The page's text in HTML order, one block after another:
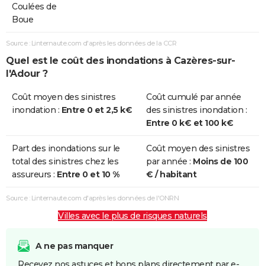
Coulées de
Boue
Source : Linternaute.com d'après les données de la CCR
Quel est le coût des inondations à Cazères-sur-
l'Adour ?
Coût moyen des sinistres
inondation : Entre 0 et 2,5 k€
Coût cumulé par année
des sinistres inondation :
Entre 0 k€ et 100 k€
Part des inondations sur le
total des sinistres chez les
assureurs : Entre 0 et 10 %
Coût moyen des sinistres
par année : Moins de 100
€ / habitant
Source : Linternaute.com d'après les données de l'ONRN
Villes avec le plus de risques naturels
A ne pas manquer